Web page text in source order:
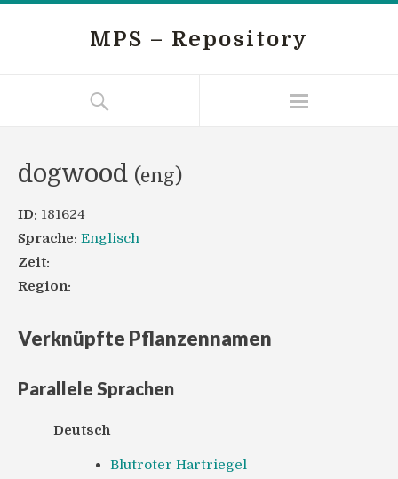
MPS – Repository
dogwood (eng)
ID: 181624
Sprache: Englisch
Zeit:
Region:
Verknüpfte Pflanzennamen
Parallele Sprachen
Deutsch
Blutroter Hartriegel